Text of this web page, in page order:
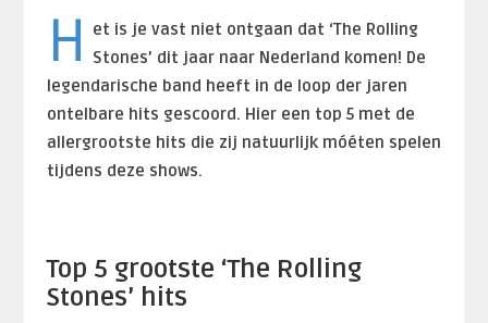
H
et is je vast niet ontgaan dat ‘The Rolling
Stones’ dit jaar naar Nederland komen! De
legendarische band heeft in de loop der jaren
ontelbare hits gescoord. Hier een top 5 met de
allergrootste hits die zij natuurlijk móéten spelen
tijdens deze shows.
Top 5 grootste ‘The Rolling
Stones’ hits